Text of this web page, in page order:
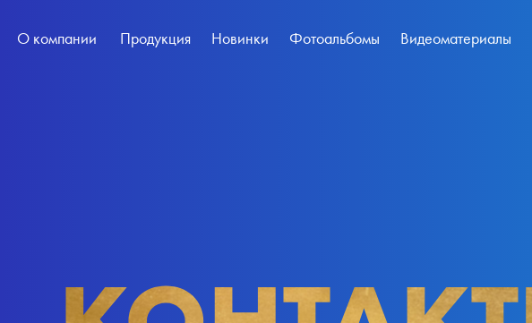
Продукция Новинки Фотоальбомы Видеоматериалы
О компании